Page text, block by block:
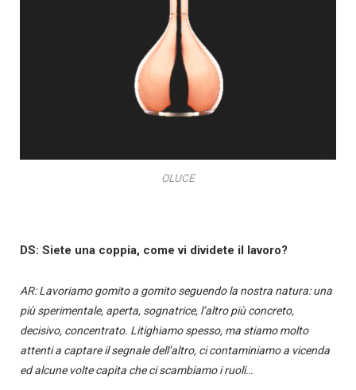
OLUCE
DS: Siete una coppia, come vi dividete il lavoro?
AR: Lavoriamo gomito a gomito seguendo la nostra natura: una
più sperimentale, aperta, sognatrice, l’altro più concreto,
decisivo, concentrato. Litighiamo spesso, ma stiamo molto
attenti a captare il segnale dell’altro, ci contaminiamo a vicenda
ed alcune volte capita che ci scambiamo i ruoli…